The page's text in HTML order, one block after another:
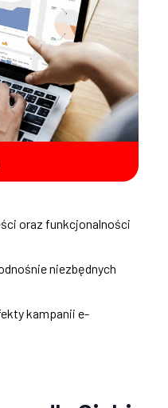
oraz funkcjonalności
niezbędnych
kampanii e-